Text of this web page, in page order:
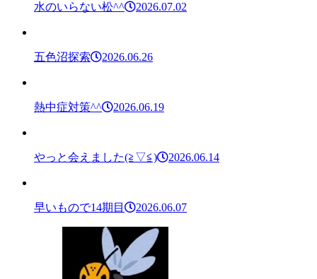
水のいらない松^^ 2026.07.02
五色沼探索 2026.06.26
熱中症対策^^ 2026.06.19
やっと会えました(≧▽≦) 2026.06.14
早いもので14期目 2026.06.07